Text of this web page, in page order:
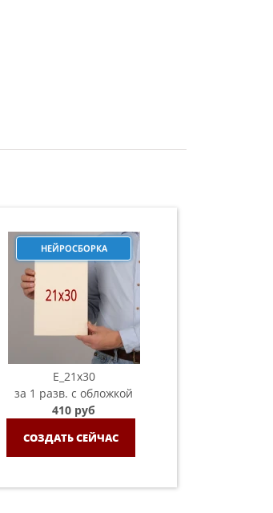
НЕЙРОСБОРКА
E_21х30
за 1 разв. с обложкой
410 руб
СОЗДАТЬ СЕЙЧАС